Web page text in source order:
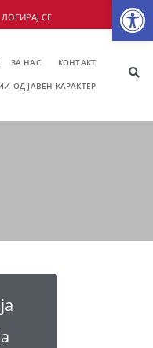
ЛОГИРАЈ СЕ
ЗА НАС КОНТАКТ
ОД ЈАВЕН КАРАКТЕР